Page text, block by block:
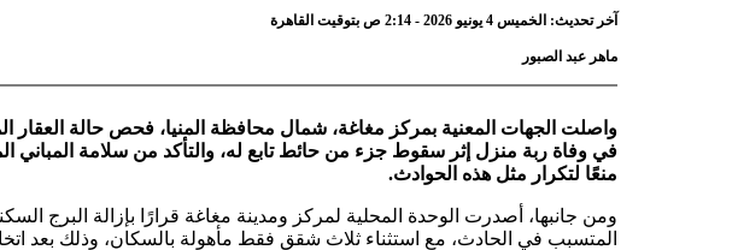
آخر تحديث: الخميس 4 يونيو 2026 - 2:14 ص بتوقيت القاهرة
ماهر عبد الصبور
واصلت الجهات المعنية بمركز مغاغة، شمال محافظة المنيا، فحص حالة العقار
في وفاة ربة منزل إثر سقوط جزء من حائط تابع له، والتأكد من سلامة المباني
منعًا لتكرار مثل هذه الحوادث.
ومن جانبها، أصدرت الوحدة المحلية لمركز ومدينة مغاغة قرارًا بإزالة البرج
المتسبب في الحادث، مع استثناء ثلاث شقق فقط مأهولة بالسكان، وذلك بعد